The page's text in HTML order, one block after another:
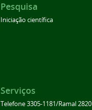
Pesquisa
Iniciação científica
Serviços
Telefone 3305-1181/Ramal 2820